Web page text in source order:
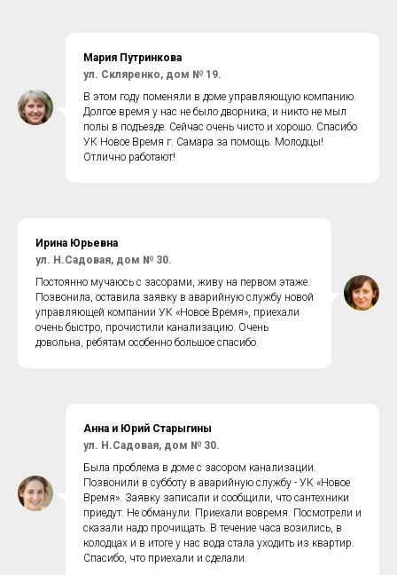
Мария Путринкова
ул. Скляренко, дом № 19.
В этом году поменяли в доме управляющую компанию.
Долгое время у нас не было дворника, и никто не мыл
полы в подъезде. Сейчас очень чисто и хорошо. Спасибо
УК Новое Время г. Самара за помощь. Молодцы!
Отлично работают!
Ирина Юрьевна
ул. Н.Садовая, дом № 30.
Постоянно мучаюсь с засорами, живу на первом этаже.
Позвонила, оставила заявку в аварийную службу новой
управляющей компании УК «Новое Время», приехали
очень быстро, прочистили канализацию. Очень
довольна, ребятам особенно большое спасибо.
Анна и Юрий Старыгины
ул. Н.Садовая, дом № 30.
Была проблема в доме с засором канализации.
Позвонили в субботу в аварийную службу - УК «Новое
Время». Заявку записали и сообщили, что сантехники
приедут. Не обманули. Приехали вовремя. Посмотрели и
сказали надо прочищать. В течение часа возились, в
колодцах и в итоге у нас вода стала уходить из квартир.
Спасибо, что приехали и сделали.